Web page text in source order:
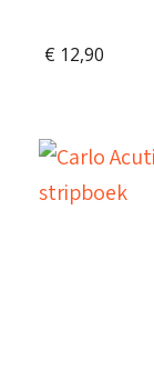
€ 12,90